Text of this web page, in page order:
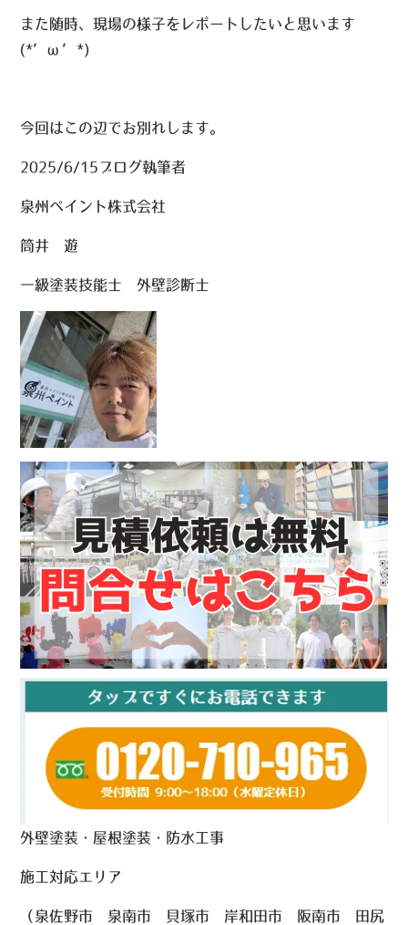
また随時、現場の様子をレポートしたいと思います
(*’ω’*)
今回はこの辺でお別れします。
2025/6/15ブログ執筆者
泉州ペイント株式会社
筒井 遊
一級塗装技能士 外壁診断士
外壁塗装・屋根塗装・防水工事
施工対応エリア
（泉佐野市 泉南市 貝塚市 岸和田市 阪南市 田尻